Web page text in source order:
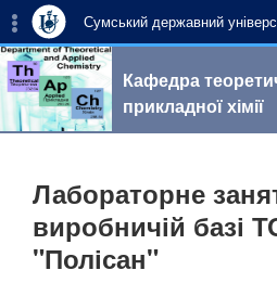
Сумський державний
Кафедра
прикладної хімії
Лабораторне
виробничій базі
"Полісан"